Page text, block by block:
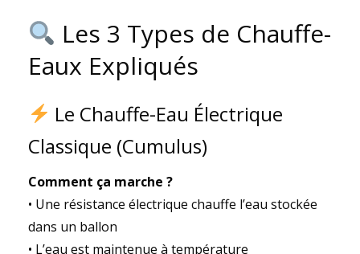
Les 3 Types de Chauffe-
Eaux Expliqués
Le Chauffe-Eau Électrique
Classique (Cumulus)
Comment ça marche ?
• Une résistance électrique chauffe l’eau stockée
dans un ballon
• L’eau est maintenue à température